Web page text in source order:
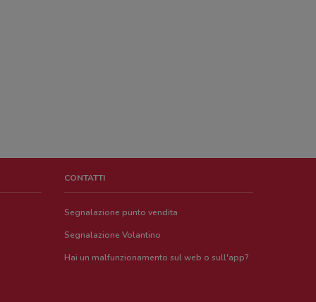
CONTATTI
Segnalazione punto vendita
Segnalazione Volantino
Hai un malfunzionamento sul web o sull'app?